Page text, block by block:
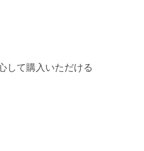
して購入いただける